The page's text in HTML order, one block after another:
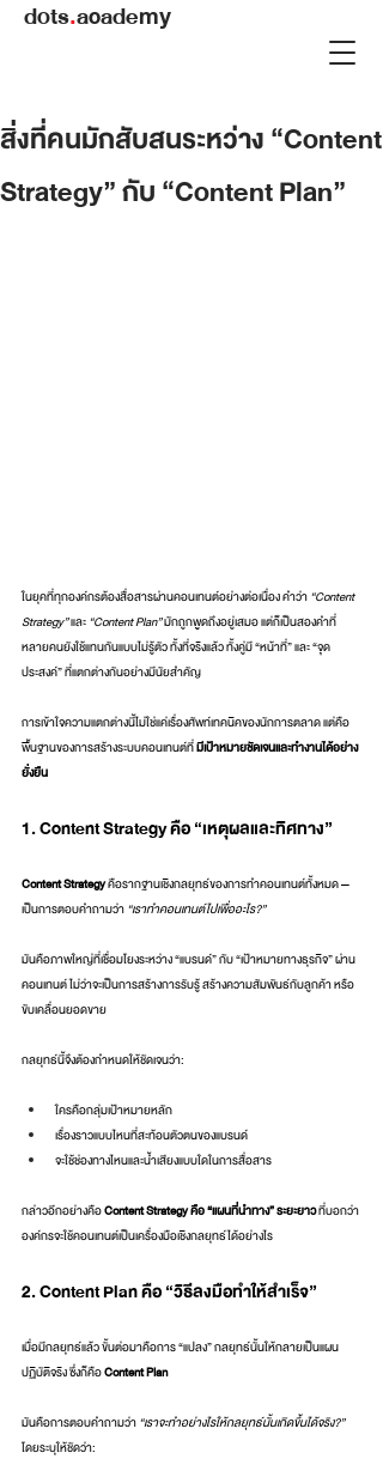
dots.academy
สิ่งที่คนมักสับสนระหว่าง “Content
Strategy” กับ “Content Plan”
ในยุคที่ทุกองค์กรต้องสื่อสารผ่านคอนเทนต์อย่างต่อเนื่อง คำว่า “Content
Strategy” และ “Content Plan” มักถูกพูดถึงอยู่เสมอ แต่ก็เป็นสองคำที่
หลายคนยังใช้แทนกันแบบไม่รู้ตัว ทั้งที่จริงแล้ว ทั้งคู่มี “หน้าที่” และ “จุด
ประสงค์” ที่แตกต่างกันอย่างมีนัยสำคัญ
การเข้าใจความแตกต่างนี้ไม่ใช่แค่เรื่องศัพท์เทคนิคของนักการตลาด แต่คือ
พื้นฐานของการสร้างระบบคอนเทนต์ที่ มีเป้าหมายชัดเจนและทำงานได้อย่าง
ยั่งยืน
1. Content Strategy คือ “เหตุผลและทิศทาง”
Content Strategy คือรากฐานเชิงกลยุทธ์ของการทำคอนเทนต์ทั้งหมด —
เป็นการตอบคำถามว่า “เราทำคอนเทนต์ไปเพื่ออะไร?”
มันคือภาพใหญ่ที่เชื่อมโยงระหว่าง “แบรนด์” กับ “เป้าหมายทางธุรกิจ” ผ่าน
คอนเทนต์ ไม่ว่าจะเป็นการสร้างการรับรู้ สร้างความสัมพันธ์กับลูกค้า หรือ
ขับเคลื่อนยอดขาย
กลยุทธ์นี้จึงต้องกำหนดให้ชัดเจนว่า:
ใครคือกลุ่มเป้าหมายหลัก
เรื่องราวแบบไหนที่สะท้อนตัวตนของแบรนด์
จะใช้ช่องทางไหนและน้ำเสียงแบบใดในการสื่อสาร
กล่าวอีกอย่างคือ Content Strategy คือ “แผนที่นำทาง” ระยะยาว ที่บอกว่า
องค์กรจะใช้คอนเทนต์เป็นเครื่องมือเชิงกลยุทธ์ได้อย่างไร
2. Content Plan คือ “วิธีลงมือทำให้สำเร็จ”
เมื่อมีกลยุทธ์แล้ว ขั้นต่อมาคือการ “แปลง” กลยุทธ์นั้นให้กลายเป็นแผน
ปฏิบัติจริง ซึ่งก็คือ Content Plan
มันคือการตอบคำถามว่า “เราจะทำอย่างไรให้กลยุทธ์นั้นเกิดขึ้นได้จริง?”
โดยระบุให้ชัดว่า: